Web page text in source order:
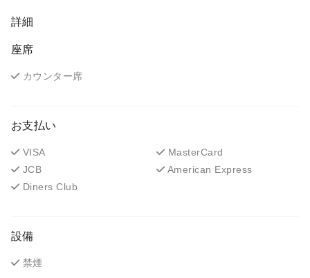
詳細
座席
カウンター席
お支払い
VISA
MasterCard
JCB
American Express
Diners Club
設備
禁煙